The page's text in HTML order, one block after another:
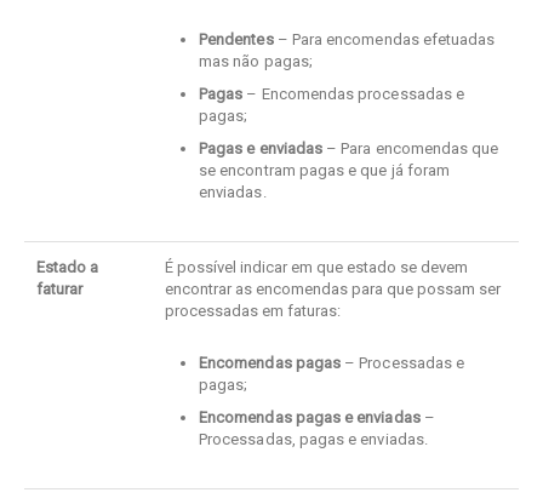
Pendentes– Para encomendas efetuadas
mas não pagas;
Pagas – Encomendas processadas e
pagas;
Pagas e enviadas – Para encomendas que
se encontram pagas e que já foram
enviadas.
Estado a
faturar
É possível indicar em que estado se devem
encontrar as encomendas para que possam ser
processadas em faturas:
Encomendas pagas – Processadas e
pagas;
Encomendas pagas e enviadas–
Processadas, pagas e enviadas.